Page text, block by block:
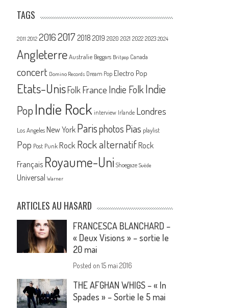
TAGS
2011 2012 20162017 2018 2019 2020 2021 2022 2023 2024
Angleterre Australie Beggars Britpop Canada
concert Domino Records Dream Pop Electro Pop
Etats-UnisFolk France Indie FolkIndie
PopIndie Rock interview Irlande Londres
Los Angeles New York Parisphotos Pias playlist
Pop Post Punk Rock Rock alternatif Rock
Français Royaume-Uni Shoegaze Suède
Universal Warner
ARTICLES AU HASARD
FRANCESCA BLANCHARD –
« Deux Visions » – sortie le
20 mai
Posted on15 mai 2016
THE AFGHAN WHIGS – « In
Spades » – Sortie le 5 mai